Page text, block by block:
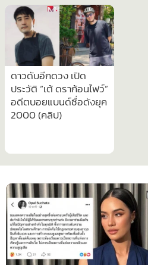
ดาวดับอีกดวง เปิด
ประวัติ “เต้ ดราก้อนไฟว์”
อดีตบอยแบนด์ชื่อดังยุค
2000 (คลิป)